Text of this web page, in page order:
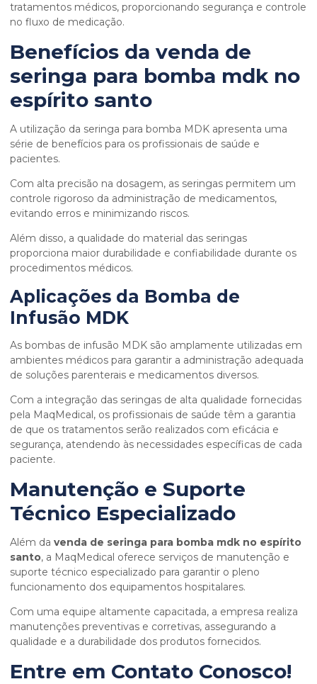
tratamentos médicos, proporcionando segurança e controle
no fluxo de medicação.
Benefícios da venda de
seringa para bomba mdk no
espírito santo
A utilização da seringa para bomba MDK apresenta uma
série de benefícios para os profissionais de saúde e
pacientes.
Com alta precisão na dosagem, as seringas permitem um
controle rigoroso da administração de medicamentos,
evitando erros e minimizando riscos.
Além disso, a qualidade do material das seringas
proporciona maior durabilidade e confiabilidade durante os
procedimentos médicos.
Aplicações da Bomba de
Infusão MDK
As bombas de infusão MDK são amplamente utilizadas em
ambientes médicos para garantir a administração adequada
de soluções parenterais e medicamentos diversos.
Com a integração das seringas de alta qualidade fornecidas
pela MaqMedical, os profissionais de saúde têm a garantia
de que os tratamentos serão realizados com eficácia e
segurança, atendendo às necessidades específicas de cada
paciente.
Manutenção e Suporte
Técnico Especializado
Além da venda de seringa para bomba mdk no espírito
santo, a MaqMedical oferece serviços de manutenção e
suporte técnico especializado para garantir o pleno
funcionamento dos equipamentos hospitalares.
Com uma equipe altamente capacitada, a empresa realiza
manutenções preventivas e corretivas, assegurando a
qualidade e a durabilidade dos produtos fornecidos.
Entre em Contato Conosco!